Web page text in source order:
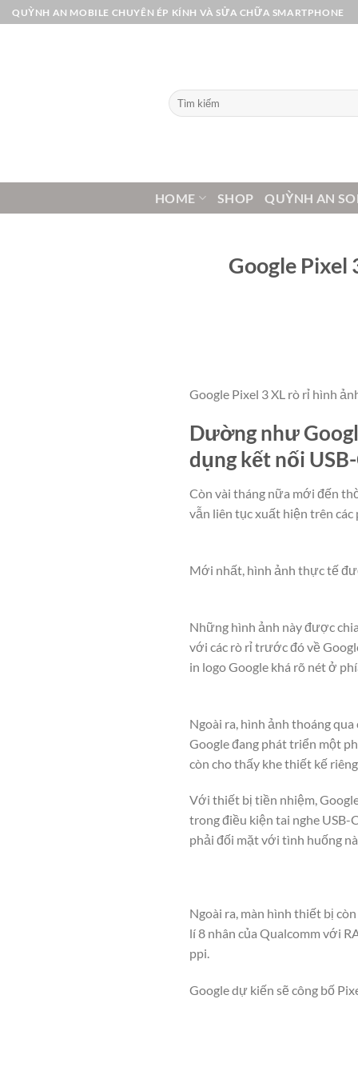
Bỏ
qua
QUỲNH AN MOBILE CHUYÊN ÉP KÍNH VÀ SỬA CHỮA SMARTPHONE
Tìm
kiếm:
HOME SHOP QUỲNH AN
Google Pixel
Google Pixel 3 XL rò rỉ hình
Dường như
dụng kết nối
Còn vài tháng nữa mới đến
vẫn liên tục xuất hiện trên
Mới nhất, hình ảnh thực tế
Những hình ảnh này được
với các rò rỉ trước đó về
in logo Google khá rõ nét ở
Ngoài ra, hình ảnh thoáng
Google đang phát triển một
còn cho thấy khe thiết kế
Với thiết bị tiền nhiệm,
trong điều kiện tai nghe USB-
phải đối mặt với tình huống
Ngoài ra, màn hình thiết bị
lí 8 nhân của Qualcomm với
ppi.
Google dự kiến ​​sẽ công bố